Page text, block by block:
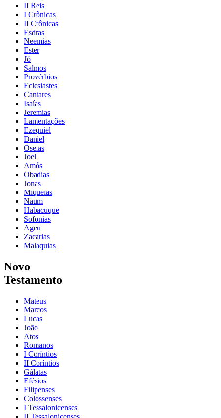
II Reis
I Crônicas
II Crônicas
Esdras
Neemias
Ester
Jó
Salmos
Provérbios
Eclesiastes
Cantares
Isaías
Jeremias
Lamentações
Ezequiel
Daniel
Oseias
Joel
Amós
Obadias
Jonas
Miqueias
Naum
Habacuque
Sofonias
Ageu
Zacarias
Malaquias
Novo
Testamento
Mateus
Marcos
Lucas
João
Atos
Romanos
I Coríntios
II Coríntios
Gálatas
Efésios
Filipenses
Colossenses
I Tessalonicenses
II Tessalonicenses